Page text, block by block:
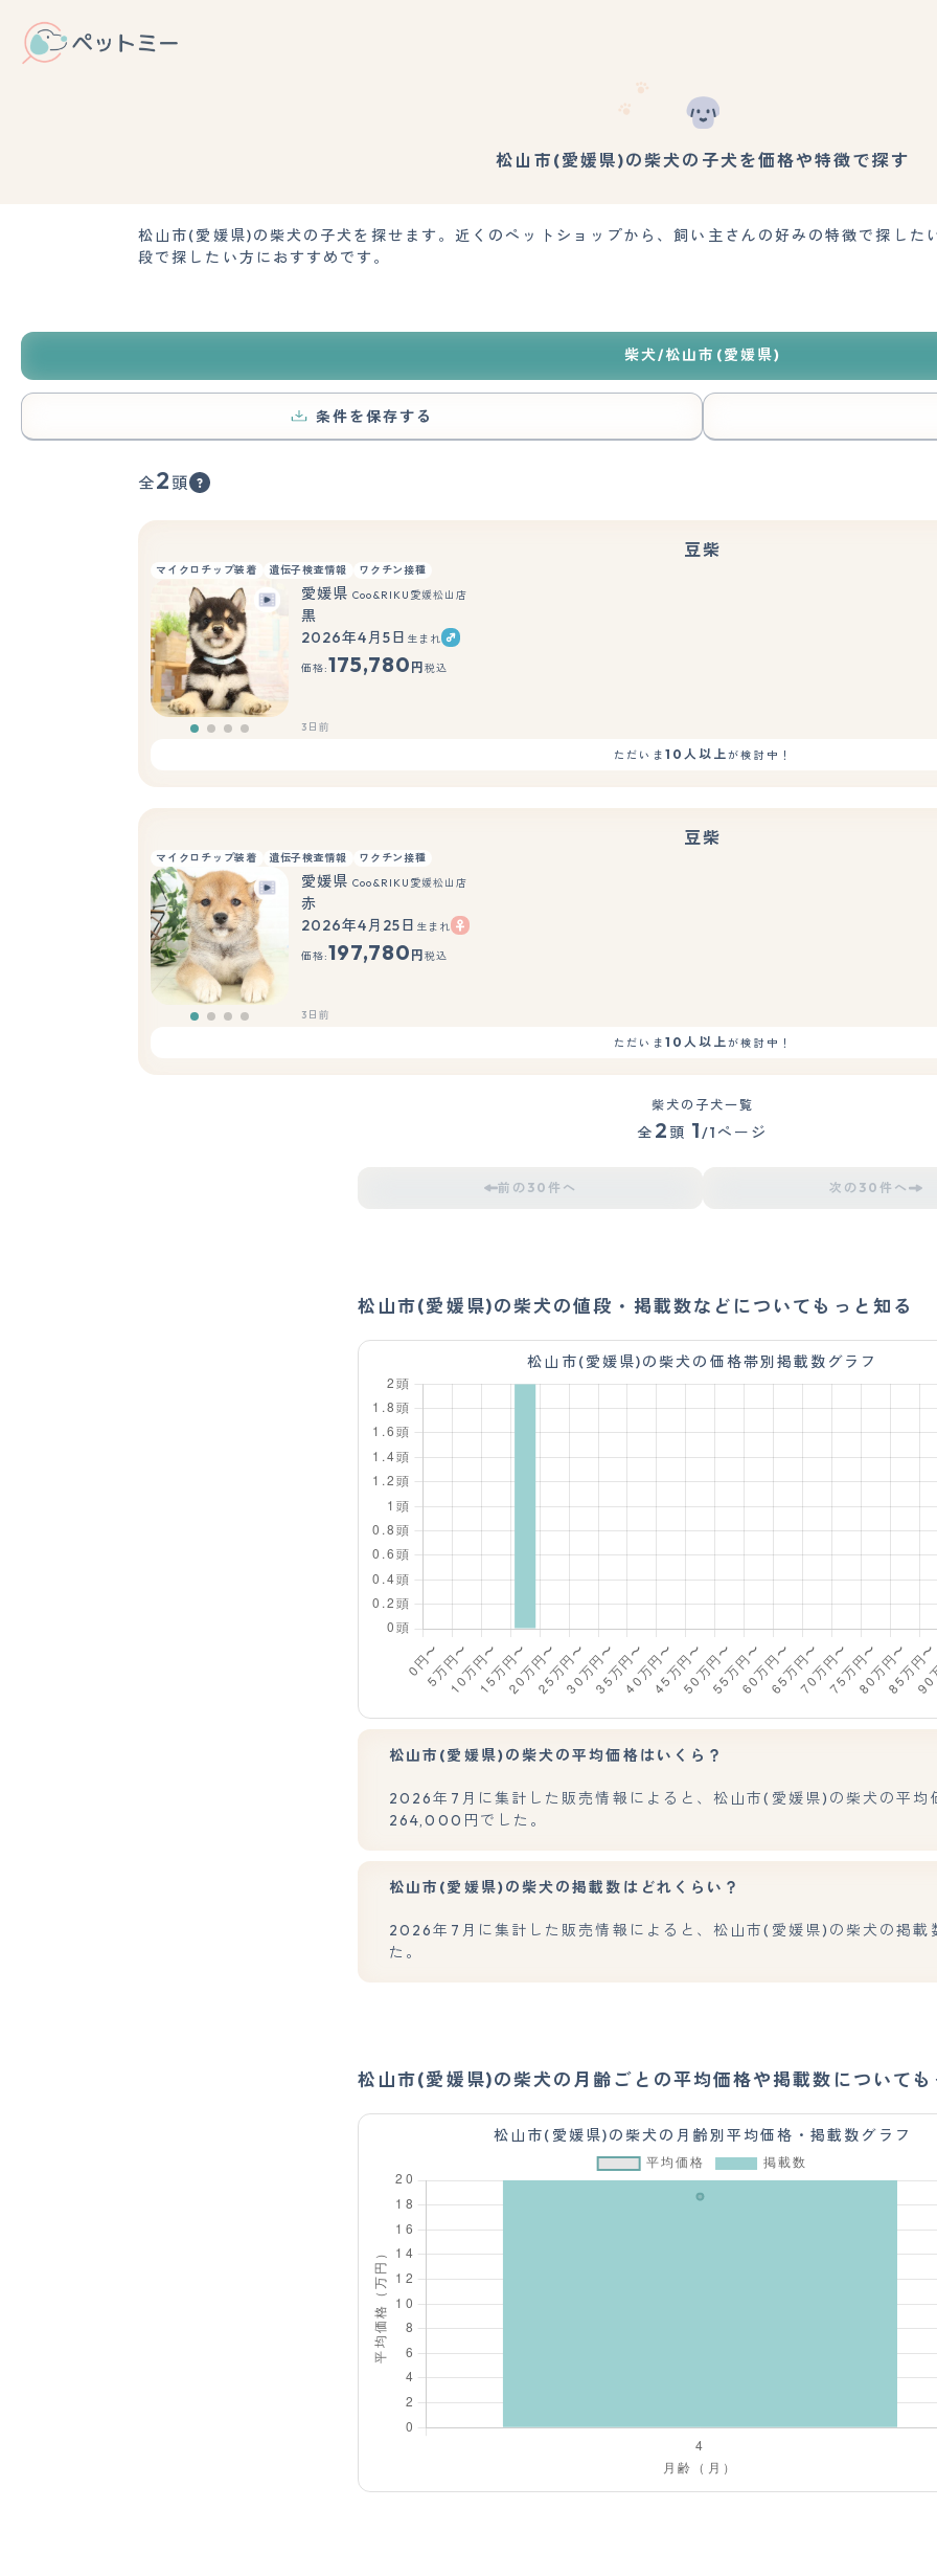
松山市(愛媛県)の柴犬の子犬を価格や特徴で探す
松山市(愛媛県)の柴犬の子犬を探せます。近くのペットショップから、飼い主さんの好みの特徴で探した
段で探したい方におすすめです。
柴犬/松山市(愛媛県)
条件を保存する
全2 頭
豆柴
マイクロチップ装着 遺伝子検査情報 ワクチン接種
愛媛県 Coo&RIKU愛媛松山店
黒
2026年4月5日 生まれ
価格:175,780 円 税込
3日前
ただいま 10人以上が検討中！
豆柴
マイクロチップ装着 遺伝子検査情報 ワクチン接種
愛媛県 Coo&RIKU愛媛松山店
赤
2026年4月25日 生まれ
価格:197,780 円 税込
3日前
ただいま 10人以上が検討中！
柴犬の子犬一覧
全 2 頭 1/1ページ
前の30件へ 次の30件へ
松山市(愛媛県)の柴犬の値段・掲載数などについてもっと知る
松山市(愛媛県)の柴犬の価格帯別掲載数グラフ
松山市(愛媛県)の柴犬の平均価格はいくら？
2026年7月に集計した販売情報によると、松山市(愛媛県)の柴犬の平均
264,000円でした。
松山市(愛媛県)の柴犬の掲載数はどれくらい？
2026年7月に集計した販売情報によると、松山市(愛媛県)の柴犬の掲載
た。
松山市(愛媛県)の柴犬の月齢ごとの平均価格や掲載数について
松山市(愛媛県)の柴犬の月齢別平均価格・掲載数グラフ